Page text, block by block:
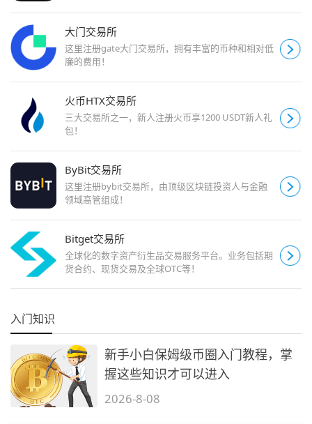
大门交易所
这里注册gate大门交易所，拥有丰富的币种和相对低
廉的费用！
火币HTX交易所
三大交易所之一，新人注册火币享1200 USDT新人礼
包！
ByBit交易所
这里注册bybit交易所，由顶级区块链投资人与金融
领域高管组成！
Bitget交易所
全球化的数字资产衍生品交易服务平台。业务包括期
货合约、现货交易及全球OTC等！
入门知识
新手小白保姆级币圈入门教程，掌
握这些知识才可以进入
2026-8-08